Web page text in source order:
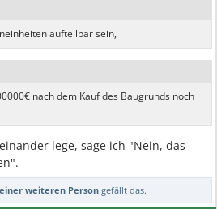
aufteilbar sein,
nach dem Kauf des Baugrunds noch
lege, sage ich "Nein, das
einer weiteren Person gefällt das.